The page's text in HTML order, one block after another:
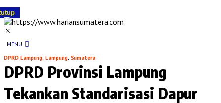
MENU
DPRD Lampung, Lampung, Sumatera
DPRD Provinsi Lampung
Tekankan Standarisasi Dapur